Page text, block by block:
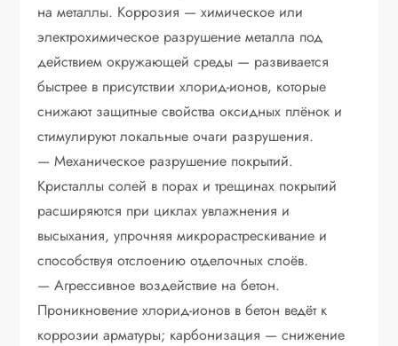
на металлы. Коррозия — химическое или
электрохимическое разрушение металла под
действием окружающей среды — развивается
быстрее в присутствии хлорид-ионов, которые
снижают защитные свойства оксидных плёнок и
стимулируют локальные очаги разрушения.
— Механическое разрушение покрытий.
Кристаллы солей в порах и трещинах покрытий
расширяются при циклах увлажнения и
высыхания, упрочняя микрорастрескивание и
способствуя отслоению отделочных слоёв.
— Агрессивное воздействие на бетон.
Проникновение хлорид-ионов в бетон ведёт к
коррозии арматуры; карбонизация — снижение